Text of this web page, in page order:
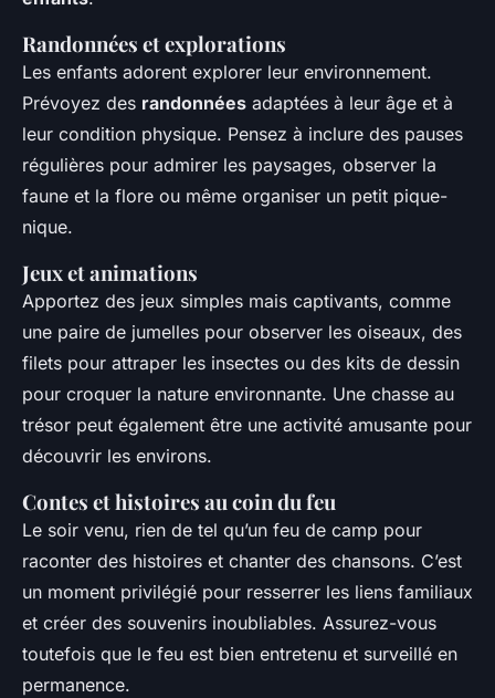
Randonnées et explorations
Les enfants adorent explorer leur environnement.
Prévoyez des randonnées adaptées à leur âge et à
leur condition physique. Pensez à inclure des pauses
régulières pour admirer les paysages, observer la
faune et la flore ou même organiser un petit pique-
nique.
Jeux et animations
Apportez des jeux simples mais captivants, comme
une paire de jumelles pour observer les oiseaux, des
filets pour attraper les insectes ou des kits de dessin
pour croquer la nature environnante. Une chasse au
trésor peut également être une activité amusante pour
découvrir les environs.
Contes et histoires au coin du feu
Le soir venu, rien de tel qu’un feu de camp pour
raconter des histoires et chanter des chansons. C’est
un moment privilégié pour resserrer les liens familiaux
et créer des souvenirs inoubliables. Assurez-vous
toutefois que le feu est bien entretenu et surveillé en
permanence.